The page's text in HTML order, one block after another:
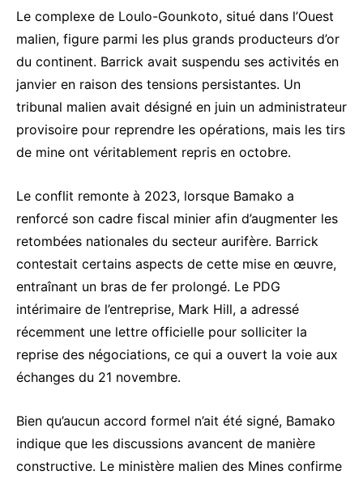
Le complexe de Loulo-Gounkoto, situé dans l’Ouest
malien, figure parmi les plus grands producteurs d’or
du continent. Barrick avait suspendu ses activités en
janvier en raison des tensions persistantes. Un
tribunal malien avait désigné en juin un administrateur
provisoire pour reprendre les opérations, mais les tirs
de mine ont véritablement repris en octobre.
Le conflit remonte à 2023, lorsque Bamako a
renforcé son cadre fiscal minier afin d’augmenter les
retombées nationales du secteur aurifère. Barrick
contestait certains aspects de cette mise en œuvre,
entraînant un bras de fer prolongé. Le PDG
intérimaire de l’entreprise, Mark Hill, a adressé
récemment une lettre officielle pour solliciter la
reprise des négociations, ce qui a ouvert la voie aux
échanges du 21 novembre.
Bien qu’aucun accord formel n’ait été signé, Bamako
indique que les discussions avancent de manière
constructive. Le ministère malien des Mines confirme